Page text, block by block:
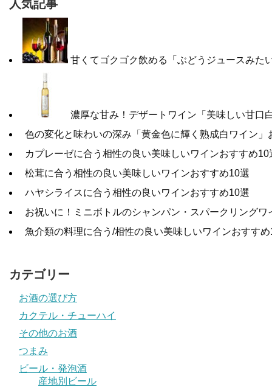
人気記事
甘くてゴクゴク飲める「ぶどうジュースみた
濃厚な甘み！デザートワイン「美味しい甘口
色の変化と味わいの深み「黄金色に輝く熟成白ワイン」
カプレーゼに合う相性の良い美味しいワインおすすめ10
松茸に合う相性の良い美味しいワインおすすめ10選
ハヤシライスに合う相性の良いワインおすすめ10選
お祝いに！ミニボトルのシャンパン・スパークリングワ
魚介類の料理に合う/相性の良い美味しいワインおすす
カテゴリー
お酒の選び方
カクテル・チューハイ
その他のお酒
つまみ
ビール・発泡酒
産地別ビール